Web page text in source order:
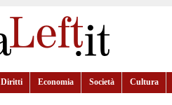
Diritti Economia Società Cultura